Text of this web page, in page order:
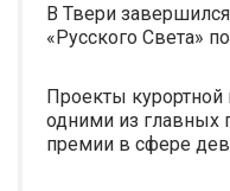
В Твери
«Русского Света»
Проекты
одними из главных
премии в сфере